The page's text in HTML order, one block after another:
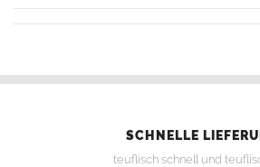
SCHNELLE
teuflisch schnell und